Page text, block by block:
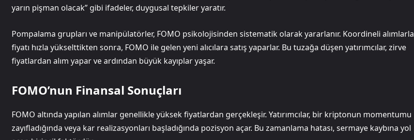
yarın pişman olacak” gibi ifadeler, duygusal tepkiler yaratır.
Pompalama grupları ve manipülatörler, FOMO psikolojisinden sistematik olarak yararlanır. Koordineli alımlarla
fiyatı hızla yükselttikten sonra, FOMO ile gelen yeni alıcılara satış yaparlar. Bu tuzağa düşen yatırımcılar, zirve
fiyatlardan alım yapar ve ardından büyük kayıplar yaşar.
FOMO’nun Finansal Sonuçları
FOMO altında yapılan alımlar genellikle yüksek fiyatlardan gerçekleşir. Yatırımcılar, bir kriptonun momentumu
zayıfladığında veya kar realizasyonları başladığında pozisyon açar. Bu zamanlama hatası, sermaye kaybına yol